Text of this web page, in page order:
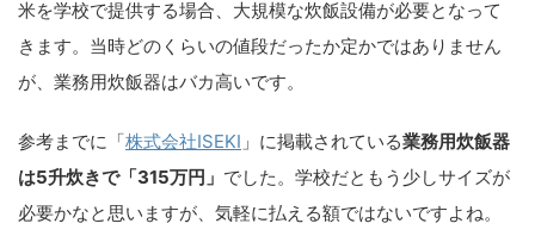
米を学校で提供する場合、大規模な炊飯設備が必要となって
きます。当時どのくらいの値段だったか定かではありません
が、業務用炊飯器はバカ高いです。
参考までに「株式会社ISEKI 」に掲載されている業務用炊飯器
は5升炊きで「315万円」 でした。学校だともう少しサイズが
必要かなと思いますが、気軽に払える額ではないですよね。